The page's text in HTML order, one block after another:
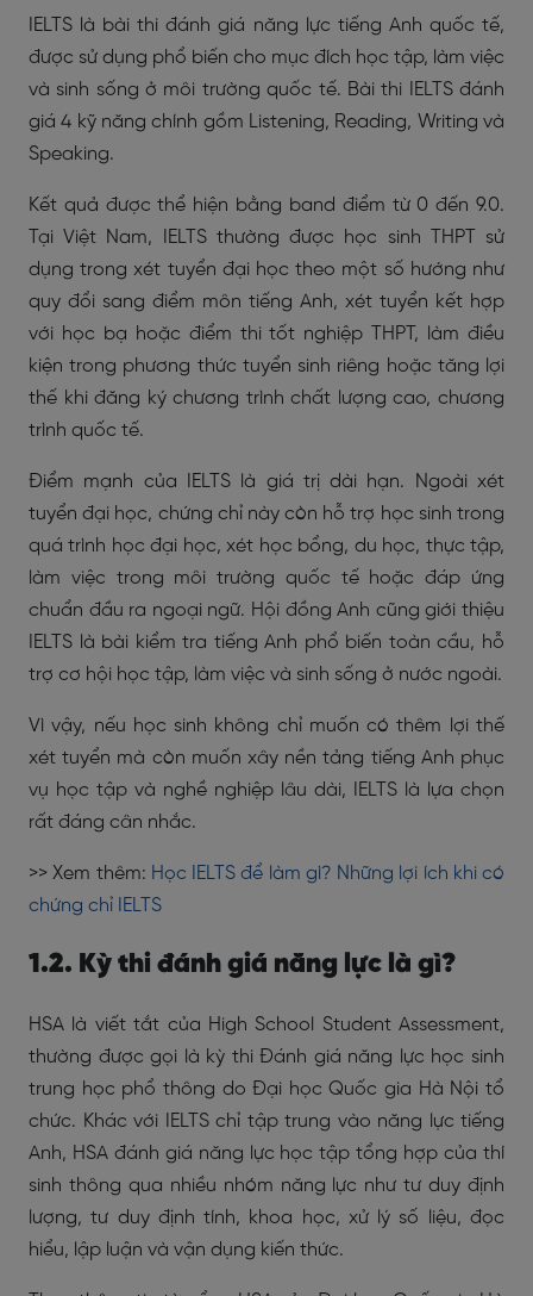
IELTS là bài thi đánh giá năng lực tiếng Anh quốc tế,
được sử dụng phổ biến cho mục đích học tập, làm việc
và sinh sống ở môi trường quốc tế. Bài thi IELTS đánh
giá 4 kỹ năng chính gồm Listening, Reading, Writing và
Speaking.
Kết quả được thể hiện bằng band điểm từ 0 đến 9.0.
Tại Việt Nam, IELTS thường được học sinh THPT sử
dụng trong xét tuyển đại học theo một số hướng như
quy đổi sang điểm môn tiếng Anh, xét tuyển kết hợp
với học bạ hoặc điểm thi tốt nghiệp THPT, làm điều
kiện trong phương thức tuyển sinh riêng hoặc tăng lợi
thế khi đăng ký chương trình chất lượng cao, chương
trình quốc tế.
Điểm mạnh của IELTS là giá trị dài hạn. Ngoài xét
tuyển đại học, chứng chỉ này còn hỗ trợ học sinh trong
quá trình học đại học, xét học bổng, du học, thực tập,
làm việc trong môi trường quốc tế hoặc đáp ứng
chuẩn đầu ra ngoại ngữ. Hội đồng Anh cũng giới thiệu
IELTS là bài kiểm tra tiếng Anh phổ biến toàn cầu, hỗ
trợ cơ hội học tập, làm việc và sinh sống ở nước ngoài.
Vì vậy, nếu học sinh không chỉ muốn có thêm lợi thế
xét tuyển mà còn muốn xây nền tảng tiếng Anh phục
vụ học tập và nghề nghiệp lâu dài, IELTS là lựa chọn
rất đáng cân nhắc.
>> Xem thêm: Học IELTS để làm gì? Những lợi ích khi có
chứng chỉ IELTS
1.2. Kỳ thi đánh giá năng lực là gì?
HSA là viết tắt của High School Student Assessment,
thường được gọi là kỳ thi Đánh giá năng lực học sinh
trung học phổ thông do Đại học Quốc gia Hà Nội tổ
chức. Khác với IELTS chỉ tập trung vào năng lực tiếng
Anh, HSA đánh giá năng lực học tập tổng hợp của thí
sinh thông qua nhiều nhóm năng lực như tư duy định
lượng, tư duy định tính, khoa học, xử lý số liệu, đọc
hiểu, lập luận và vận dụng kiến thức.